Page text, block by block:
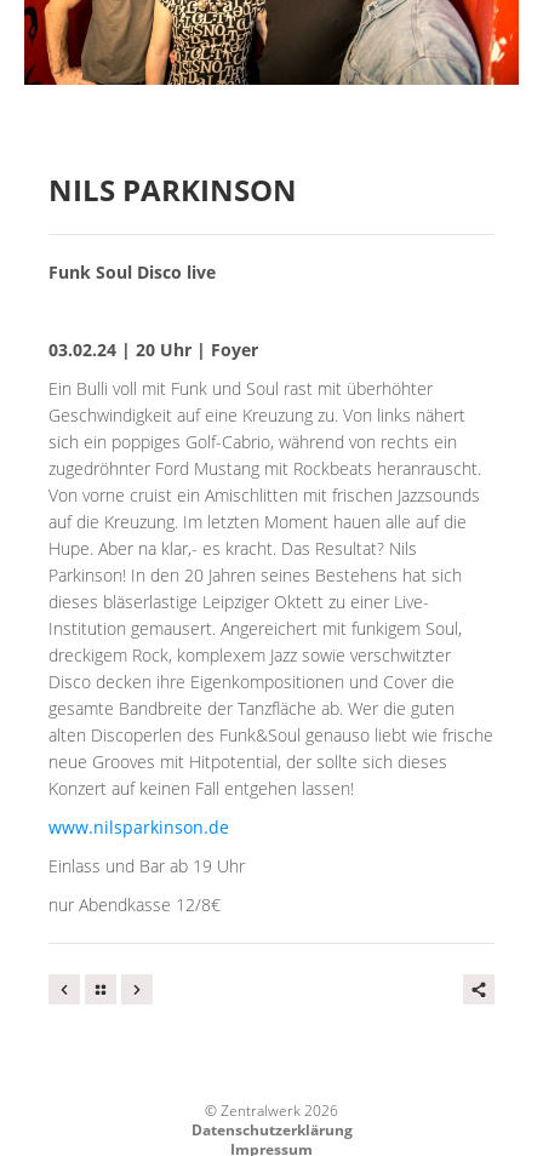
NILS PARKINSON
Funk Soul Disco live
03.02.24 | 20 Uhr | Foyer
Ein Bulli voll mit Funk und Soul rast mit überhöhter
Geschwindigkeit auf eine Kreuzung zu. Von links nähert
sich ein poppiges Golf-Cabrio, während von rechts ein
zugedröhnter Ford Mustang mit Rockbeats heranrauscht.
Von vorne cruist ein Amischlitten mit frischen Jazzsounds
auf die Kreuzung. Im letzten Moment hauen alle auf die
Hupe. Aber na klar,- es kracht. Das Resultat? Nils
Parkinson! In den 20 Jahren seines Bestehens hat sich
dieses bläserlastige Leipziger Oktett zu einer Live-
Institution gemausert. Angereichert mit funkigem Soul,
dreckigem Rock, komplexem Jazz sowie verschwitzter
Disco decken ihre Eigenkompositionen und Cover die
gesamte Bandbreite der Tanzfläche ab. Wer die guten
alten Discoperlen des Funk&Soul genauso liebt wie frische
neue Grooves mit Hitpotential, der sollte sich dieses
Konzert auf keinen Fall entgehen lassen!
www.nilsparkinson.de
Einlass und Bar ab 19 Uhr
nur Abendkasse 12/8€
© Zentralwerk 2026
Datenschutzerklärung
Impressum